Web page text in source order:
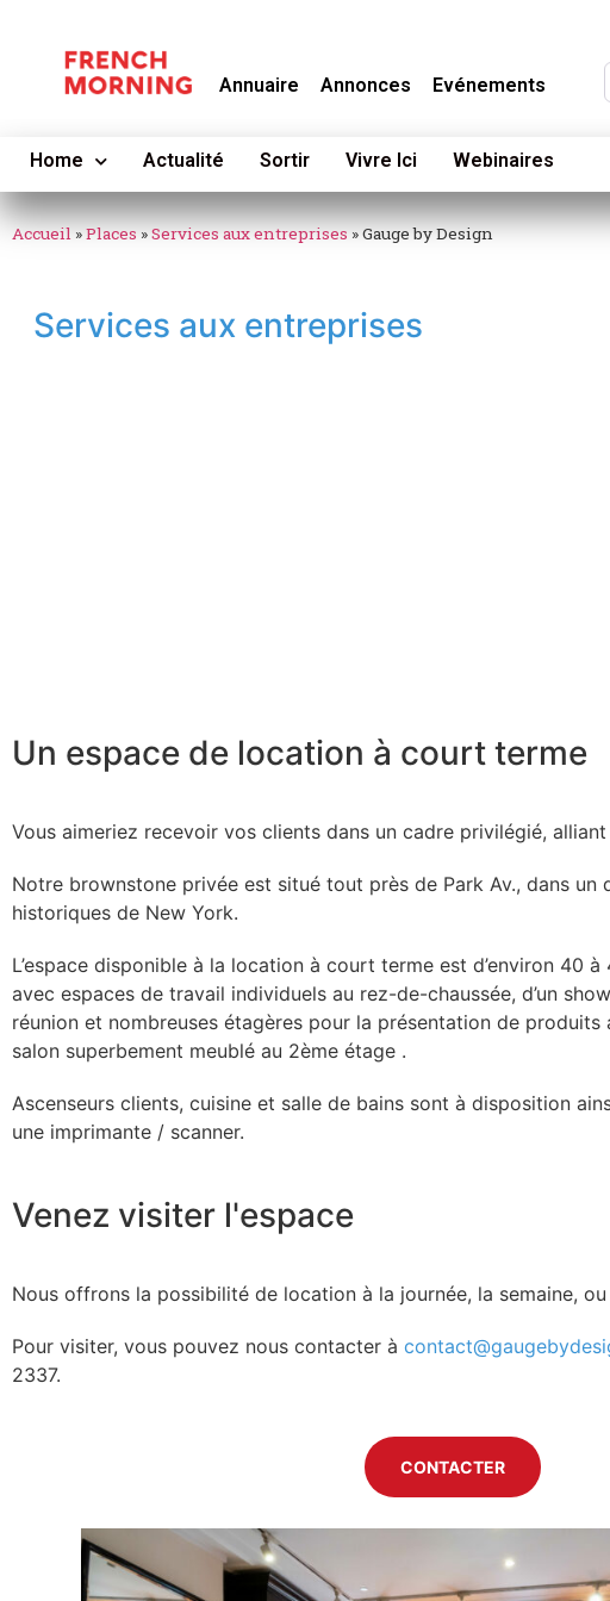
Annuaire Annonces Evénements
Home Actualité Sortir Vivre Ici Webinaires
Accueil »Places »Services aux entreprises »Gauge by Design
Services aux entreprises
Un espace de location à court terme
Vous aimeriez recevoir vos clients dans un cadre privilégié,
Notre brownstone privée est situé tout près de Park Av., dans un
historiques de New York.
L’espace disponible à la location à court terme est d’environ 40 à
avec espaces de travail individuels au rez-de-chaussée, d’un
réunion et nombreuses étagères pour la présentation de produits
salon superbement meublé au 2ème étage .
Ascenseurs clients, cuisine et salle de bains sont à disposition
une imprimante / scanner.
Venez visiter l'espace
Nous offrons la possibilité de location à la journée, la semaine, ou
Pour visiter, vous pouvez nous contacter à
2337.
CONTACTER